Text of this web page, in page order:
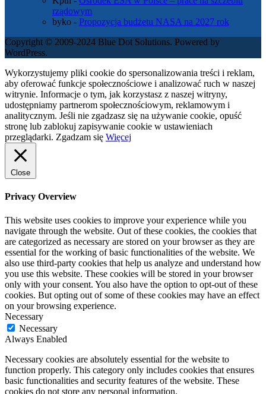
rządowym
byko - Propozycja budżetu NASA na 2027 rok
Copyright © 2009-2024 Blue Dot Solutions. Powered by
WordPress.
Wykorzystujemy pliki cookie do spersonalizowania treści i reklam,
aby oferować funkcje społecznościowe i analizować ruch w naszej
witrynie. Informacje o tym, jak korzystasz z naszej witryny,
udostępniamy partnerom społecznościowym, reklamowym i
analitycznym. Jeśli nie zgadzasz się na używanie cookie, opuść
stronę lub zablokuj zapisywanie cookie w ustawieniach
przeglądarki. Zgadzam się Więcej
Close
Privacy Overview
This website uses cookies to improve your experience while you
navigate through the website. Out of these cookies, the cookies that
are categorized as necessary are stored on your browser as they are
essential for the working of basic functionalities of the website. We
also use third-party cookies that help us analyze and understand how
you use this website. These cookies will be stored in your browser
only with your consent. You also have the option to opt-out of these
cookies. But opting out of some of these cookies may have an effect
on your browsing experience.
Necessary
Necessary
Always Enabled
Necessary cookies are absolutely essential for the website to
function properly. This category only includes cookies that ensures
basic functionalities and security features of the website. These
cookies do not store any personal information.